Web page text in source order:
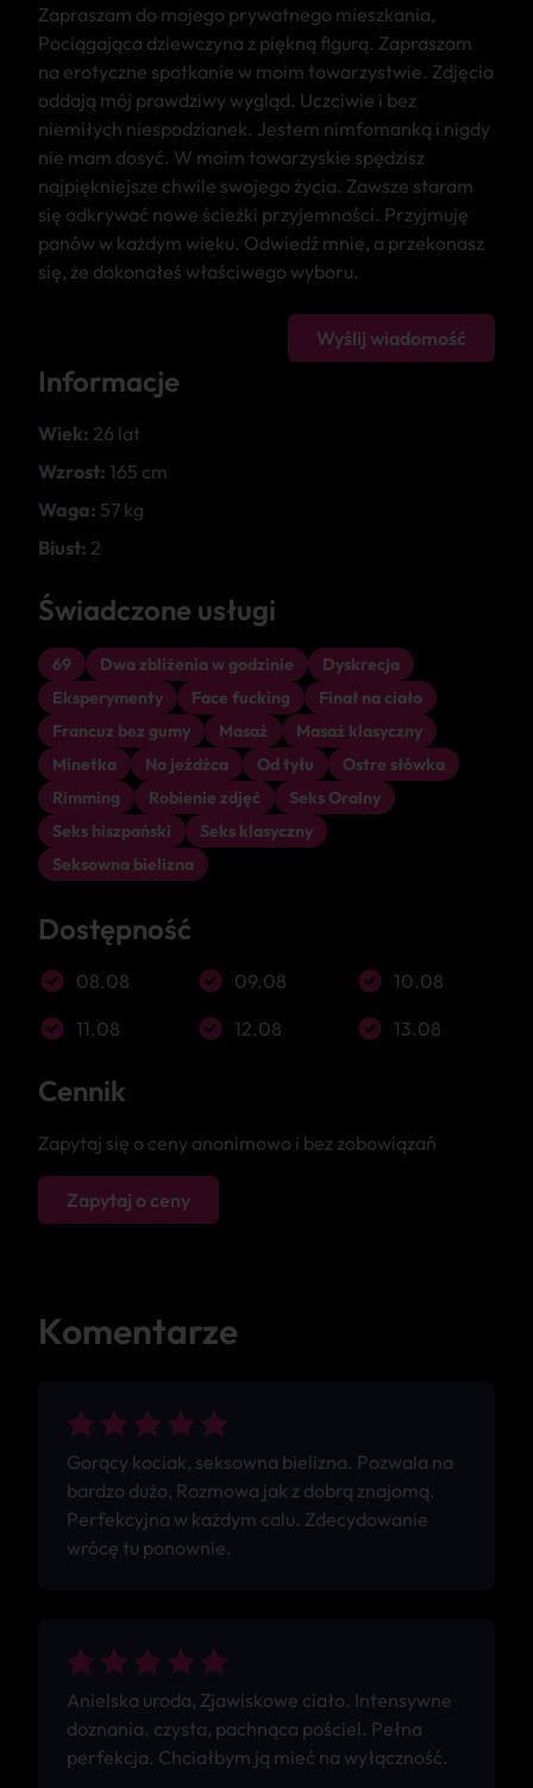
Zapraszam do mojego prywatnego mieszkania,
Pociągająca dziewczyna z piękną figurą. Zapraszam
na erotyczne spotkanie w moim towarzystwie. Zdjęcia
oddają mój prawdziwy wygląd. Uczciwie i bez
niemiłych niespodzianek. Jestem nimfomanką i nigdy
nie mam dosyć. W moim towarzyskie spędzisz
najpiękniejsze chwile swojego życia. Zawsze staram
się odkrywać nowe ścieżki przyjemności. Przyjmuję
panów w każdym wieku. Odwiedź mnie, a przekonasz
się, że dokonałeś właściwego wyboru.
Wyślij wiadomość
Informacje
Wiek: 26 lat
Wzrost: 165 cm
Waga: 57 kg
Biust: 2
Świadczone usługi
69 Dwa zbliżenia w godzinie
Dyskrecja
Eksperymenty
Face fucking
Finał na ciało
Francuz bez gumy
Masaż
Masaż klasyczny
Minetka
Na jeźdźca Od tyłu
Ostre słówka
Rimming
Robienie zdjęć
Seks Oralny
Seks hiszpański
Seks klasyczny
Seksowna bielizna
Dostępność
08.08 09.08
10.08
11.08
12.08 13.08
Cennik
Zapytaj się o ceny anonimowo i bez zobowiązań
Zapytaj o ceny
Komentarze
Gorący kociak, seksowna bielizna. Pozwala na
bardzo dużo, Rozmowa jak z dobrą znajomą.
Perfekcyjna w każdym calu. Zdecydowanie
wrócę tu ponownie.
Anielska uroda, Zjawiskowe ciało. Intensywne
doznania. czysta, pachnąca pościel. Pełna
perfekcja. Chciałbym ją mieć na wyłączność.